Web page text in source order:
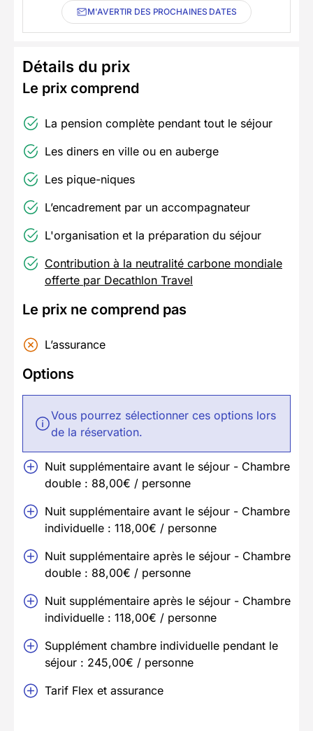
M'AVERTIR DES PROCHAINES DATES
Détails du prix
Le prix comprend
La pension complète pendant tout le séjour
Les diners en ville ou en auberge
Les pique-niques
L’encadrement par un accompagnateur
L'organisation et la préparation du séjour
Contribution à la neutralité carbone mondiale
offerte par Decathlon Travel
Le prix ne comprend pas
L’assurance
Options
Vous pourrez sélectionner ces options lors
de la réservation.
Nuit supplémentaire avant le séjour - Chambre
double : 88,00€ / personne
Nuit supplémentaire avant le séjour - Chambre
individuelle : 118,00€ / personne
Nuit supplémentaire après le séjour - Chambre
double : 88,00€ / personne
Nuit supplémentaire après le séjour - Chambre
individuelle : 118,00€ / personne
Supplément chambre individuelle pendant le
séjour : 245,00€ / personne
Tarif Flex et assurance